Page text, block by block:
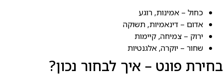
כחול – אמינות, רוגע
אדום – דינאמיות, תשוקה
ירוק – צמיחה, קיימות
שחור – יוקרה, אלגנטיות
בחירת פונט – איך לבחור נכון?